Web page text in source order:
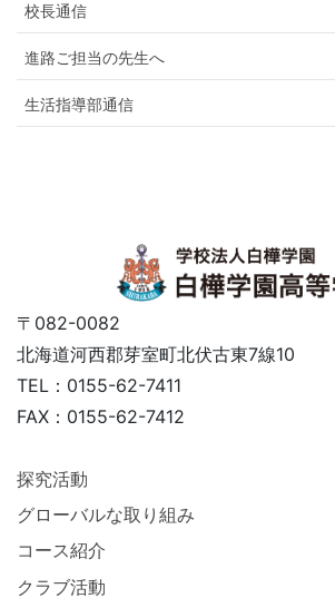
校長通信
進路ご担当の先生へ
生活指導部通信
〒082-0082
北海道河西郡芽室町北伏古東7線10
TEL：0155-62-7411
FAX：0155-62-7412
探究活動
グローバルな取り組み
コース紹介
クラブ活動